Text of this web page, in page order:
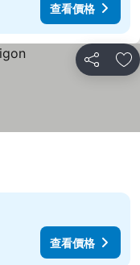
查看價格
分享 加
查看價格